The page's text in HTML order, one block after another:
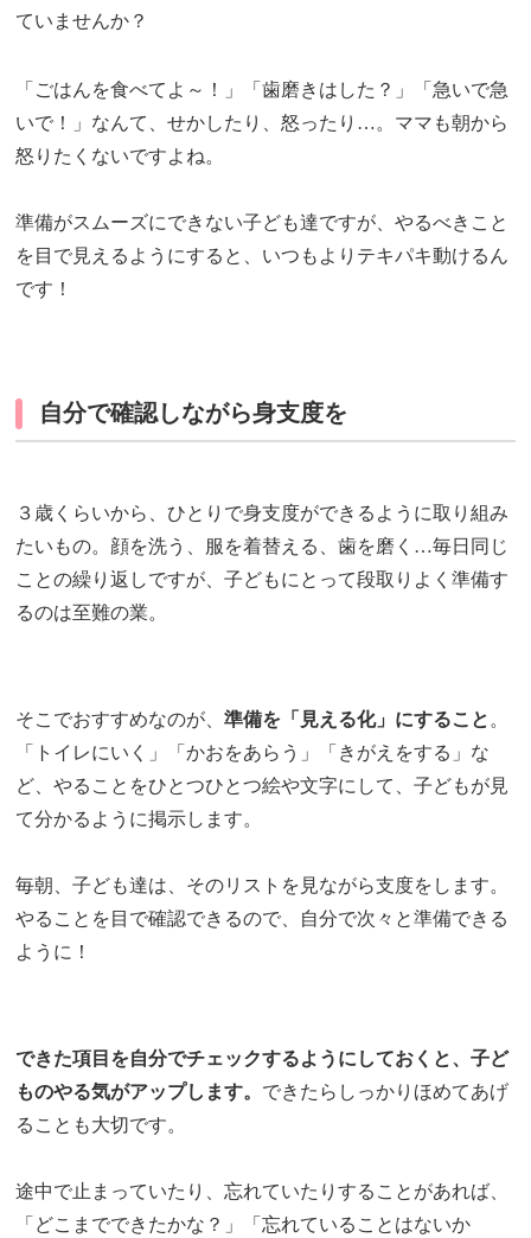
ていませんか？
「ごはんを食べてよ～！」「歯磨きはした？」「急いで急
いで！」なんて、せかしたり、怒ったり…。ママも朝から
怒りたくないですよね。
準備がスムーズにできない子ども達ですが、やるべきこと
を目で見えるようにすると、いつもよりテキパキ動けるん
です！
自分で確認しながら身支度を
３歳くらいから、ひとりで身支度ができるように取り組み
たいもの。顔を洗う、服を着替える、歯を磨く…毎日同じ
ことの繰り返しですが、子どもにとって段取りよく準備す
るのは至難の業。
そこでおすすめなのが、準備を「見える化」にすること 。
「トイレにいく」「かおをあらう」「きがえをする」な
ど、やることをひとつひとつ絵や文字にして、子どもが見
て分かるように掲示します。
毎朝、子ども達は、そのリストを見ながら支度をします。
やることを目で確認できるので、自分で次々と準備できる
ように！
できた項目を自分でチェックするようにしておくと、子ど
ものやる気がアップします。 できたらしっかりほめてあげ
ることも大切です。
途中で止まっていたり、忘れていたりすることがあれば、
「どこまでできたかな？」「忘れていることはないか